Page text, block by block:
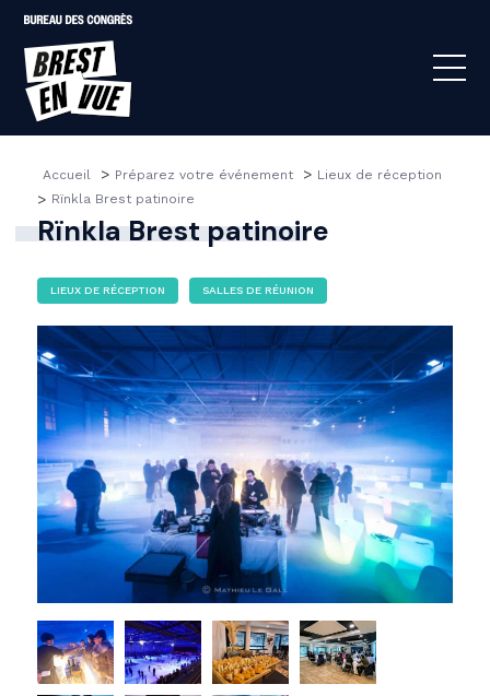
Accueil > Préparez votre événement > Lieux de réception
> Rïnkla Brest patinoire
Rïnkla Brest patinoire
LIEUX DE RÉCEPTION SALLES DE RÉUNION